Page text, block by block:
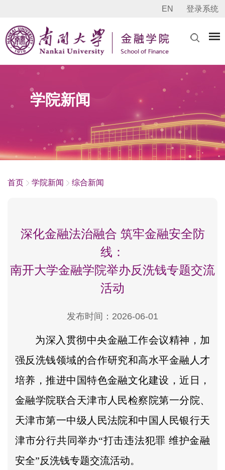
EN 登录系统
学院新闻
首页 学院新闻 综合新闻
深化金融法治融合 筑牢金融安全防
线：
南开大学金融学院举办反洗钱专题交流
活动
发布时间：2026-06-01
为深入贯彻中央金融工作会议精神，加
强反洗钱领域的合作研究和高水平金融人才
培养，推进中国特色金融文化建设，近日，
金融学院联合天津市人民检察院第一分院、
天津市第一中级人民法院和中国人民银行天
津市分行共同举办“打击违法犯罪 维护金融
安全”反洗钱专题交流活动。